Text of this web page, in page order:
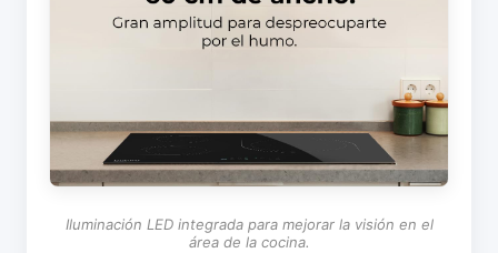
Iluminación LED integrada para mejorar la visión en el
área de la cocina.